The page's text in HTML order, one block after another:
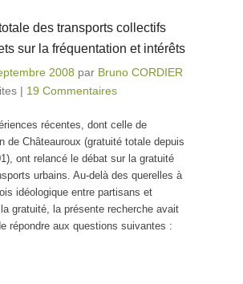
des transports collectifs
sur la fréquentation et intérêts
2008 par Bruno CORDIER
| 19 Commentaires
récentes, dont celle de
de Châteauroux (gratuité totale depuis
ont relancé le débat sur la gratuité
urbains. Au-delà des querelles à
idéologique entre partisans et
gratuité, la présente recherche avait
répondre aux questions suivantes :